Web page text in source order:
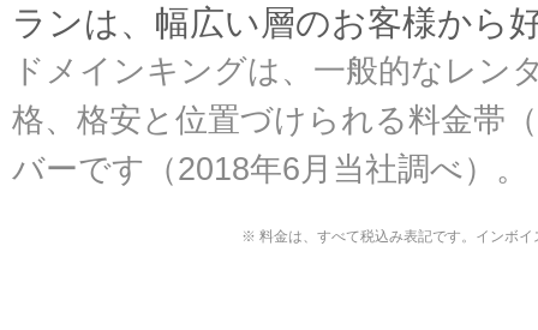
ランは、幅広い層のお客様から
ドメインキングは、一般的なレン
格、格安と位置づけられる料金帯
バーです（2018年6月当社調べ）。
※ 料金は、すべて税込み表記です。インボ